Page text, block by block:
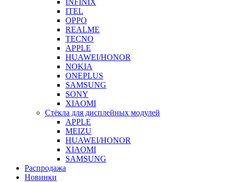
INFINIX
ITEL
OPPO
REALME
TECNO
APPLE
HUAWEI/HONOR
NOKIA
ONEPLUS
SAMSUNG
SONY
XIAOMI
Стёкла для дисплейных модулей
APPLE
MEIZU
HUAWEI/HONOR
XIAOMI
SAMSUNG
Распродажа
Новинки